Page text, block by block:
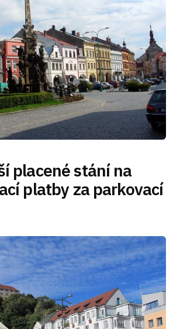
placené stání na
platby za parkovací